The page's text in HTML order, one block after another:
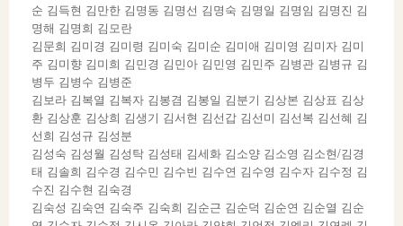
순 김득현 김만한 김명동 김명선 김명숙 김명일 김명임 김명진 김
명해 김명희 김모란
김문희 김미경 김미령 김미숙 김미순 김미애 김미영 김미자 김미
주 김미향 김미희 김민경 김민아 김민영 김민주 김병관 김병규 김
병두 김병수 김병준
김보라 김복열 김복자 김봉겸 김봉일 김분기 김상본 김상표 김상
환 김상훈 김상희 김생기 김서현 김선갑 김선미 김선복 김선혜 김
선희 김성규 김성분
김성숙 김성월 김성탁 김성태 김세화 김소양 김소영 김소현/김경
태 김솔희 김수경 김수민 김수빈 김수연 김수영 김수자 김수정 김
수진 김수현 김숙경
김숙성 김숙연 김숙주 김숙희 김순근 김순덕 김순연 김순열 김순